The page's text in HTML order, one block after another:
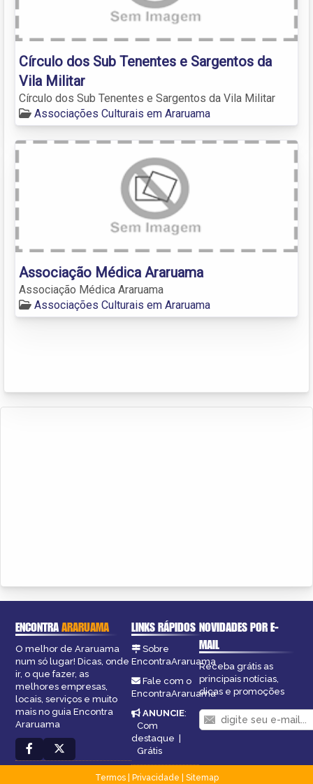
Círculo dos Sub Tenentes e Sargentos da
Vila Militar
Círculo dos Sub Tenentes e Sargentos da Vila Militar
Associações Culturais em Araruama
Associação Médica Araruama
Associação Médica Araruama
Associações Culturais em Araruama
ENCONTRAARARUAMA
O melhor de Araruama
num só lugar! Dicas, onde
ir, o que fazer, as
melhores empresas,
locais, serviços e muito
mais no guia Encontra
Araruama
LINKS RÁPIDOS
Sobre
EncontraAraruama
Fale com o
EncontraAraruama
ANUNCIE:
Com
destaque |
Grátis
NOVIDADES POR E-
MAIL
Receba grátis as
principais notícias,
dicas e promoções
Termos| Privacidade
Sitemap